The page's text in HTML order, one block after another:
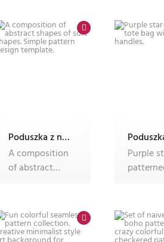
Poduszka z nadrukiem Dec'n'Roll, ze zdjęciem, foto poduszka
A composition
of abstract
patt
Purple